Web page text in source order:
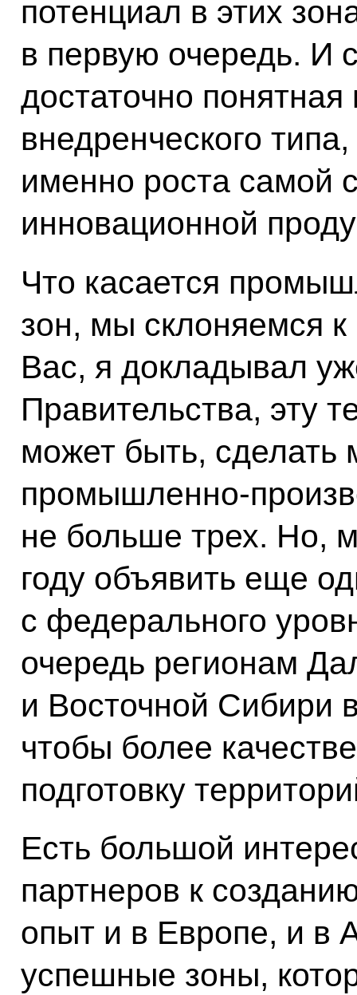
потенциал в этих
в первую очередь. И
достаточно
внедренческого
именно роста самой
инновационной
Что касается
зон, мы склоняемся
Вас, я докладывал
Правительства, эту
может быть, сделать
промышленно-
не больше трех. Но,
году объявить еще
с федерального
очередь регионам
и Восточной Сибири
чтобы более
подготовку
Есть большой
партнеров к
опыт и в Европе, и в
успешные зоны,